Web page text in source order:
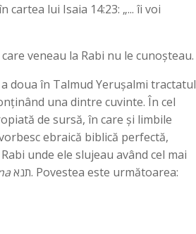
veneau la Rabi nu le cunoșteau.
doua în Talmud Yerușalmi tractatul
una dintre cuvinte. În cel
de sursă, în care și limbile
ebraică biblică perfectă,
unde ele slujeau având cel mai
תנא. Povestea este următoarea: